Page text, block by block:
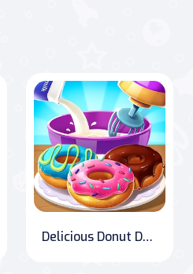
Delicious Donut Delights: The Ultimate Bakery Challenge